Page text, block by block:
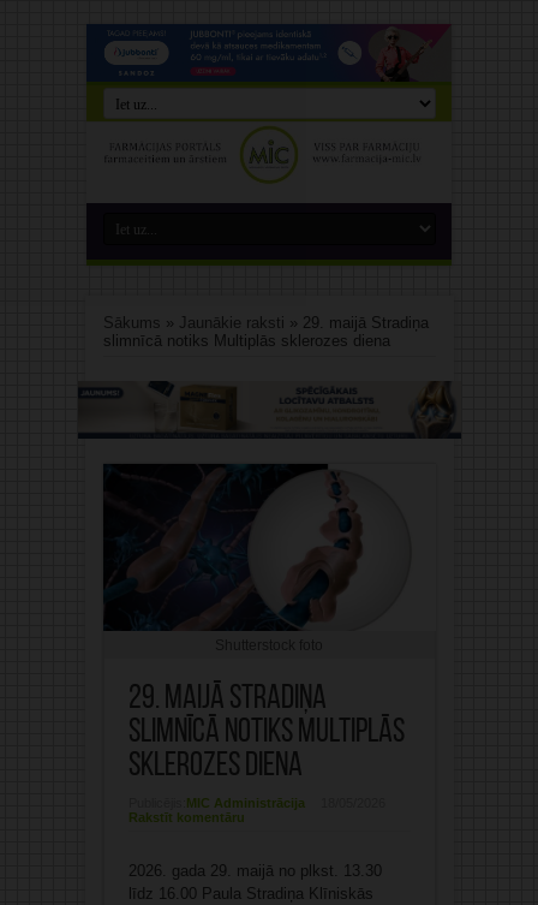
Sākums » Jaunākie raksti » 29. maijā Stradiņa
slimnīcā notiks Multiplās sklerozes diena
29. maijā Stradiņa
slimnīcā notiks Multiplās
sklerozes diena
MIC Administrācija
Rakstīt komentāru
2026. gada 29. maijā no plkst. 13.30
līdz 16.00 Paula Stradiņa Klīniskās